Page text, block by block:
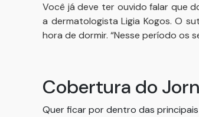
Você já deve ter ouvido falar que
a dermatologista Ligia Kogos. O
hora de dormir. “Nesse período os
Cobertura do
Quer ficar por dentro das